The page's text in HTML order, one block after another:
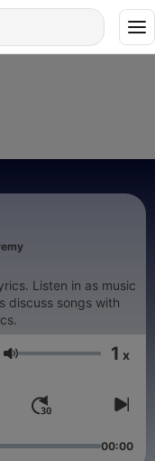
Listen in as music
discuss songs with
Гучність 1 x
00:00